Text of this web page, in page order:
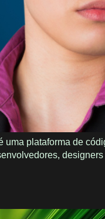
plataforma de